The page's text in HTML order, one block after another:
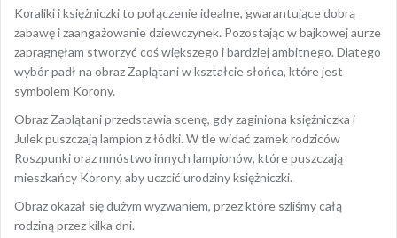
Koraliki i księżniczki to połączenie idealne, gwarantujące dobrą
zabawę i zaangażowanie dziewczynek. Pozostając w bajkowej aurze
zapragnęłam stworzyć coś większego i bardziej ambitnego. Dlatego
wybór padł na obraz Zaplątani w kształcie słońca, które jest
symbolem Korony.
Obraz Zaplątani przedstawia scenę, gdy zaginiona księżniczka i
Julek puszczają lampion z łódki. W tle widać zamek rodziców
Roszpunki oraz mnóstwo innych lampionów, które puszczają
mieszkańcy Korony, aby uczcić urodziny księżniczki.
Obraz okazał się dużym wyzwaniem, przez które szliśmy całą
rodziną przez kilka dni.